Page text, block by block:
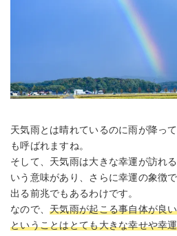
天気雨とは晴れているのに雨が降っ
も呼ばれますね。
そして、天気雨は大きな幸運が訪れ
いう意味があり、さらに幸運の象徴
出る前兆でもあるわけです。
なので、天気雨が起こる事自体が良
ということはとても大きな幸せや幸